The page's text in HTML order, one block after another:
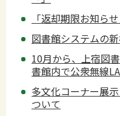
「返却期限お知ら
図書館システムの
10月から、上宿図
書館内で公衆無線
多文化コーナー展
ついて